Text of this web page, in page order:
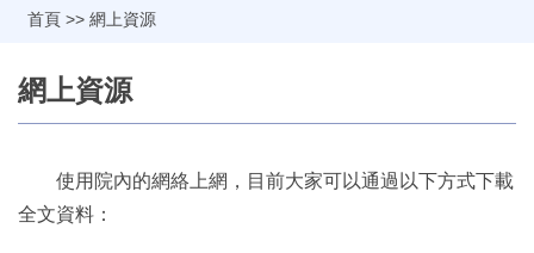
首頁 >> 網上資源
網上資源
使用院內的網絡上網，目前大家可以通過以下方式下載
全文資料：